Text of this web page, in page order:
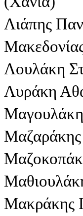
Λιάπης
Λουλάκη
Λυράκη
Μαγουλάκη
Μαζαράκης
Μακράκης